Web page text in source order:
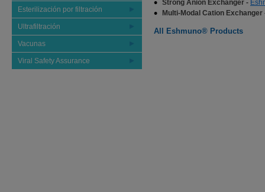
Esterilización por filtración
Ultrafiltración
Vacunas
Viral Safety Assurance
Strong Anion Exchanger -
Multi-Modal Cation
All Eshmuno® Products